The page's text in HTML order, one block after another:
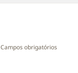
Campos obrigatórios